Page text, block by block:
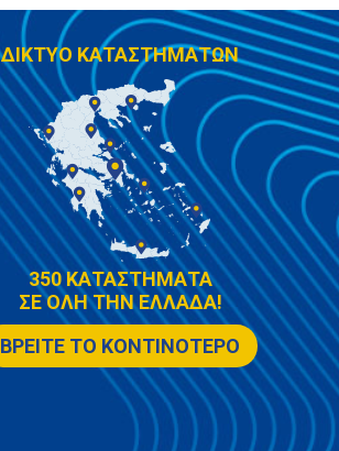
ΔΙΚΤΥΟ ΚΑΤΑΣΤΗΜΑΤΩΝ
350 ΚΑΤΑΣΤΗΜΑΤΑ
ΣΕ ΟΛΗ ΤΗΝ ΕΛΛΑΔΑ!
ΒΡΕΙΤΕ ΤΟ ΚΟΝΤΙΝΟΤΕΡΟ